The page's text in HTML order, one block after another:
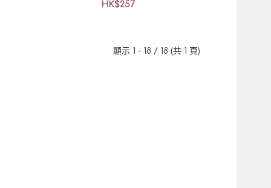
HK$257
顯示 1 - 18 / 18 (共 1 頁)